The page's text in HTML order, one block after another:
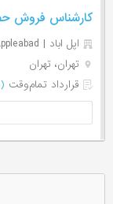
کارشناس فروش
اپل اباد | Appleabad
تهران، تهران
قرارداد تمام‌وقت